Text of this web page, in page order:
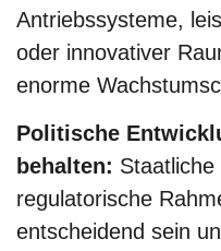
Antriebssysteme,
oder innovativer
enorme
Politische
behalten:
regulatorische
entscheidend sein